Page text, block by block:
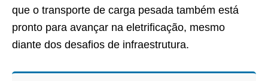
que o transporte de carga pesada também está
pronto para avançar na eletrificação, mesmo
diante dos desafios de infraestrutura.